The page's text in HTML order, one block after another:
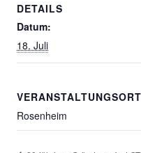
DETAILS
Datum:
18. Juli
VERANSTALTUNGSORT
Rosenheim